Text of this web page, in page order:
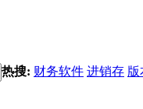
热搜: 财务软件 进销存 版